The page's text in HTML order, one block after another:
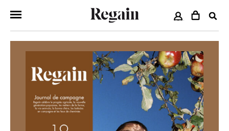
COMPTE